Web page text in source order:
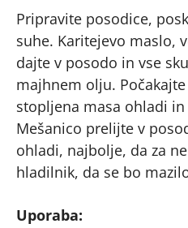
Pripravite posodice,
suhe. Karitejevo maslo,
dajte v posodo in vse
majhnem olju.
stopljena masa ohladi
Mešanico prelijte v
ohladi, najbolje, da za
hladilnik, da se bo
Uporaba: